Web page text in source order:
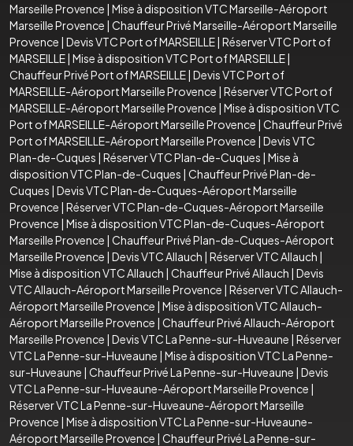
Marseille Provence | Mise à disposition VTC Marseille-Aéroport
Marseille Provence | Chauffeur Privé Marseille-Aéroport Marseille
Provence | Devis VTC Port of MARSEILLE| Réserver VTC Port of
MARSEILLE| Mise à disposition VTC Port of MARSEILLE|
Chauffeur Privé Port of MARSEILLE| Devis VTC Port of
MARSEILLE-Aéroport Marseille Provence | Réserver VTC Port of
MARSEILLE-Aéroport Marseille Provence | Mise à disposition VTC
Port of MARSEILLE-Aéroport Marseille Provence | Chauffeur Privé
Port of MARSEILLE-Aéroport Marseille Provence | Devis VTC
Plan-de-Cuques | Réserver VTC Plan-de-Cuques | Mise à
disposition VTC Plan-de-Cuques | Chauffeur Privé Plan-de-
Cuques | Devis VTC Plan-de-Cuques-Aéroport Marseille
Provence | Réserver VTC Plan-de-Cuques-Aéroport Marseille
Provence | Mise à disposition VTC Plan-de-Cuques-Aéroport
Marseille Provence | Chauffeur Privé Plan-de-Cuques-Aéroport
Marseille Provence | Devis VTC Allauch | Réserver VTC Allauch |
Mise à disposition VTC Allauch | Chauffeur Privé Allauch | Devis
VTC Allauch-Aéroport Marseille Provence | Réserver VTC Allauch-
Aéroport Marseille Provence | Mise à disposition VTC Allauch-
Aéroport Marseille Provence | Chauffeur Privé Allauch-Aéroport
Marseille Provence | Devis VTC La Penne-sur-Huveaune | Réserver
VTC La Penne-sur-Huveaune | Mise à disposition VTC La Penne-
sur-Huveaune | Chauffeur Privé La Penne-sur-Huveaune | Devis
VTC La Penne-sur-Huveaune-Aéroport Marseille Provence |
Réserver VTC La Penne-sur-Huveaune-Aéroport Marseille
Provence | Mise à disposition VTC La Penne-sur-Huveaune-
Aéroport Marseille Provence | Chauffeur Privé La Penne-sur-